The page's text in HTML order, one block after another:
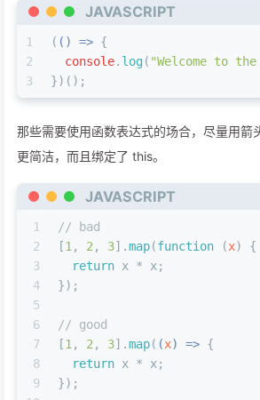
JAVASCRIPT
1
2
3
( () => {
console. log( "Welcome to
})();
那些需要使用函数表达式的场合，尽量用箭
更简洁，而且绑定了 this。
JAVASCRIPT
1
2
3
4
5
6
7
8
9
// bad
[1, 2, 3].map(function (x) {
return x * x;
});
// good
[1, 2, 3].map( (x) => {
return x * x;
});